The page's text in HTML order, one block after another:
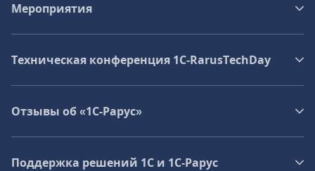
Мероприятия
Техническая конференция 1C‑RarusTechDay
Отзывы об «1С-Рарус»
Поддержка решений 1С и 1С‑Рарус